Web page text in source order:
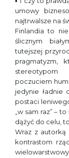
umowy
najtrwalsze na
Finlandia to
ślicznym
tutejszej
pragmatyzm,
stereotypom
poczuciem
jedynie ładnie
postaci
„w sam raz” –
dążyć do celu,
Wraz z autorką
kontrastom